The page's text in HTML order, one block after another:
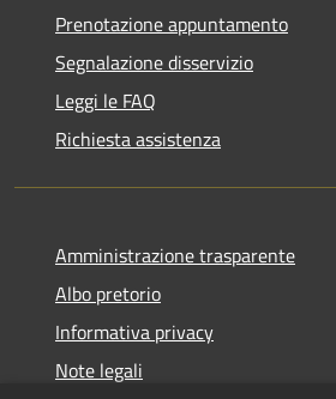
Prenotazione appuntamento
Segnalazione disservizio
Leggi le FAQ
Richiesta assistenza
Amministrazione trasparente
Albo pretorio
Informativa privacy
Note legali